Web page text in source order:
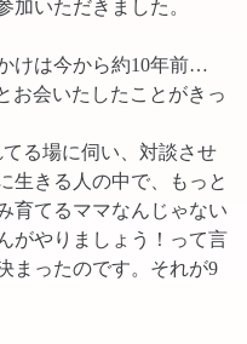
加いただきました。
けは今から約10年前…
お会いたしたことがきっ
てる場に伺い、対談させ
生きる人の中で、もっと
育てるママなんじゃない
がやりましょう！って言
まったのです。それが9